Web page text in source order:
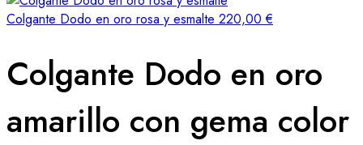
Colgante Dodo en oro rosa y esmalte 220,00€
Colgante Dodo en oro
amarillo con gema color